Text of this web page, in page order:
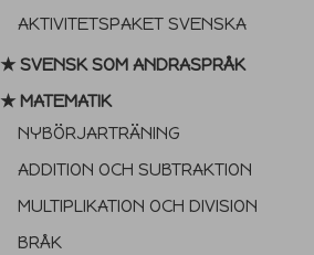
AKTIVITETSPAKET SVENSKA
★ SVENSK SOM ANDRASPRÅK
★ MATEMATIK
NYBÖRJARTRÄNING
ADDITION OCH SUBTRAKTION
MULTIPLIKATION OCH DIVISION
BRÅK